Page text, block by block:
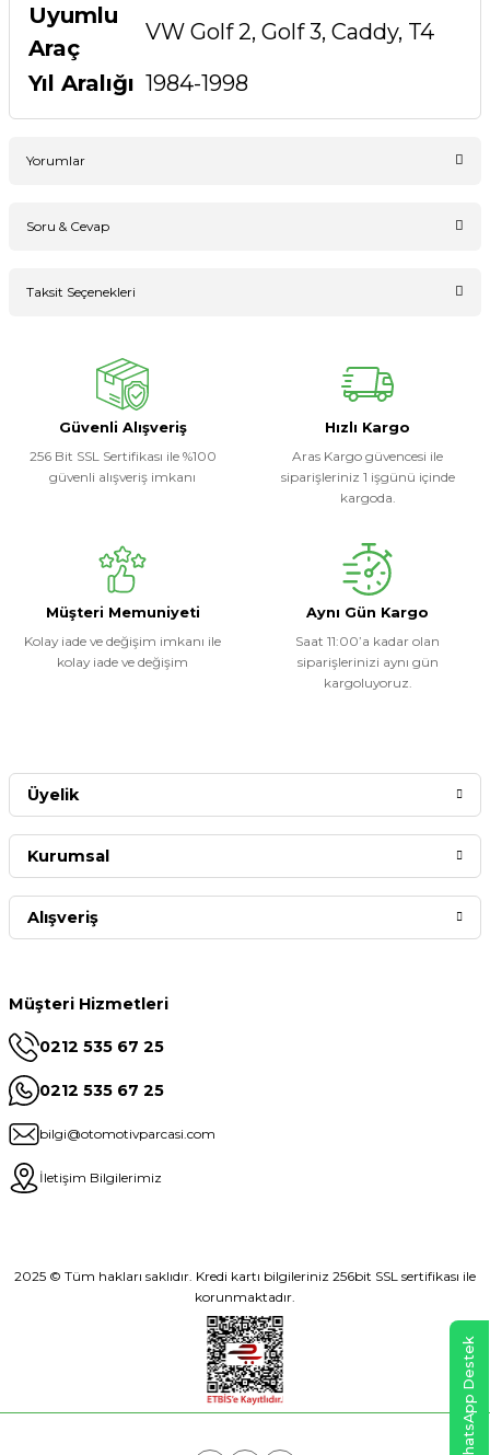
Uyumlu
Araç
VW Golf 2, Golf 3, Caddy, T4
Yıl Aralığı 1984-1998
Yorumlar
Soru & Cevap
Taksit Seçenekleri
Güvenli Alışveriş
256 Bit SSL Sertifikası ile %100
güvenli alışveriş imkanı
Hızlı Kargo
Aras Kargo güvencesi ile
siparişleriniz 1 işgünü içinde
kargoda.
Müşteri Memuniyeti
Kolay iade ve değişim imkanı ile
kolay iade ve değişim
Aynı Gün Kargo
Saat 11:00’a kadar olan
siparişlerinizi aynı gün
kargoluyoruz.
Müşteri Hizmetleri
0212 535 67 25
0212 535 67 25
bilgi@otomotivparcasi.com
İletişim Bilgilerimiz
Üyelik
Kurumsal
Alışveriş
2025 © Tüm hakları saklıdır. Kredi kartı bilgileriniz 256bit SSL sertifikası ile
korunmaktadır.
WhatsApp Destek